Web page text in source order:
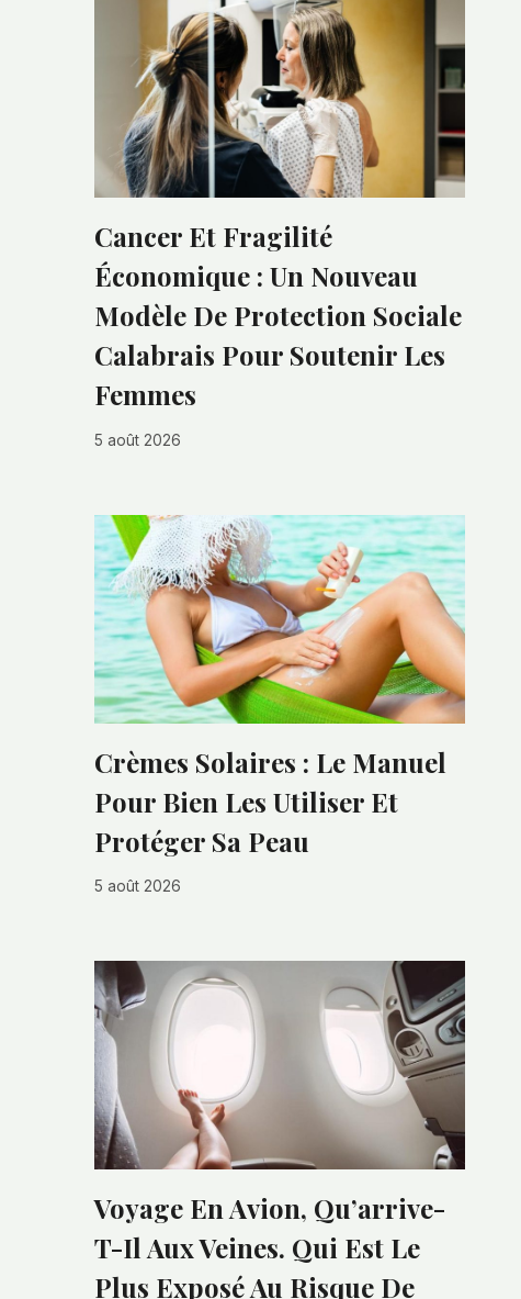
Cancer Et Fragilité
Économique : Un Nouveau
Modèle De Protection Sociale
Calabrais Pour Soutenir Les
Femmes
5 août 2026
Crèmes Solaires : Le Manuel
Pour Bien Les Utiliser Et
Protéger Sa Peau
5 août 2026
Voyage En Avion, Qu’arrive-
T-Il Aux Veines. Qui Est Le
Plus Exposé Au Risque De